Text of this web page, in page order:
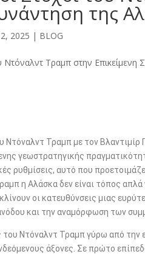
της
2025 | BLOG
Ντόναλντ Τραμπ με τον
γεωστρατηγικής
ρυθμίσεις, αυτό που
η Αλάσκα δεν είναι τόπος απλά
οι κατευθύνσεις μιας
και την αναμόρφωση των
του Ντόναλντ Τραμπ γύρω από την
άξονες. Σε πρώτο